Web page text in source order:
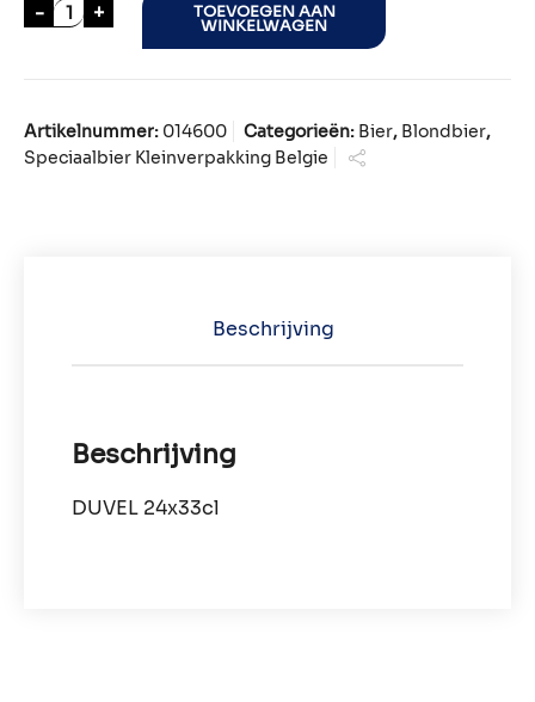
- DUVEL 24x33cl aantal
+ TOEVOEGEN AAN
WINKELWAGEN
Artikelnummer: 014600 Categorieën: Bier, Blondbier,
Speciaalbier Kleinverpakking Belgie
Beschrijving
Beschrijving
DUVEL 24x33cl